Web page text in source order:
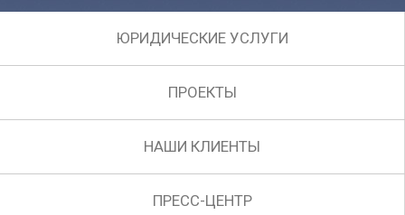
ЮРИДИЧЕСКИЕ УСЛУГИ
ПРОЕКТЫ
НАШИ КЛИЕНТЫ
ПРЕСС-ЦЕНТР